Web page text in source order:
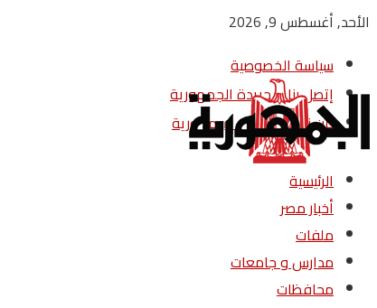
الأحد, أغسطس 9, 2026
سياسة الخصوصية
إتصل بنا – جريدة الجمهورية
من نحن – جريدة الجمهورية
الرئيسية
أخبار مصر
ملفات
مدارس و جامعات
محافظات